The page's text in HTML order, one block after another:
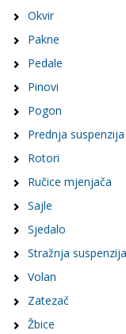
Okvir
Pakne
Pedale
Pinovi
Pogon
Prednja suspenzija
Rotori
Ručice mjenjača
Sajle
Sjedalo
Stražnja suspenzija
Volan
Zatezač
Žbice